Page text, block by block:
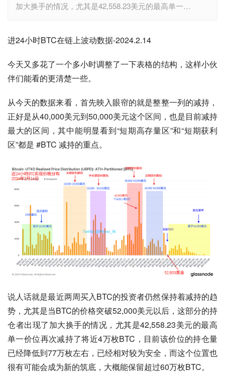
加大换手的情况，尤其是42,558.23美元的最高单一…
进24小时BTC在链上波动数据-2024.2.14
今天又多花了一个多小时调整了一下表格的结构，这样小伙
伴们能看的更清楚一些。
从今天的数据来看，首先映入眼帘的就是整整一列的减持，
正好是从40,000美元到50,000美元这个区间，也是目前减持
最大的区间，其中能明显看到“短期高存量区”和“短期获利
区”都是 #BTC 减持的重点。
说人话就是最近两周买入BTC的投资者仍然保持着减持的趋
势，尤其是当BTC的价格突破52,000美元以后，这部分的持
仓者出现了加大换手的情况，尤其是42,558.23美元的最高
单一价位再次减持了将近4万枚BTC，目前该价位的持仓量
已经降低到77万枚左右，已经相对较为安全，而这个位置也
很有可能会成为新的筑底，大概能保留超过60万枚BTC。